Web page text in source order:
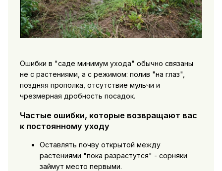
Ошибки в "саде минимум ухода" обычно связаны
не с растениями, а с режимом: полив "на глаз",
поздняя прополка, отсутствие мульчи и
чрезмерная дробность посадок.
Частые ошибки, которые возвращают вас
к постоянному уходу
Оставлять почву открытой между
растениями "пока разрастутся" - сорняки
займут место первыми.